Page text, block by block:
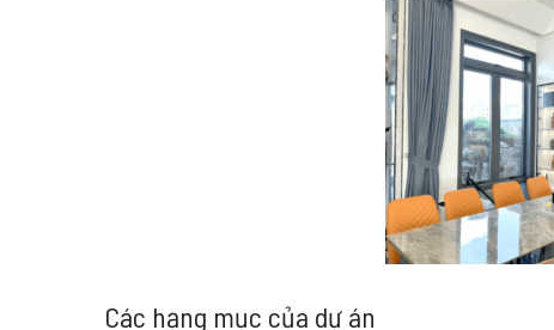
Các hạng mục của dự án